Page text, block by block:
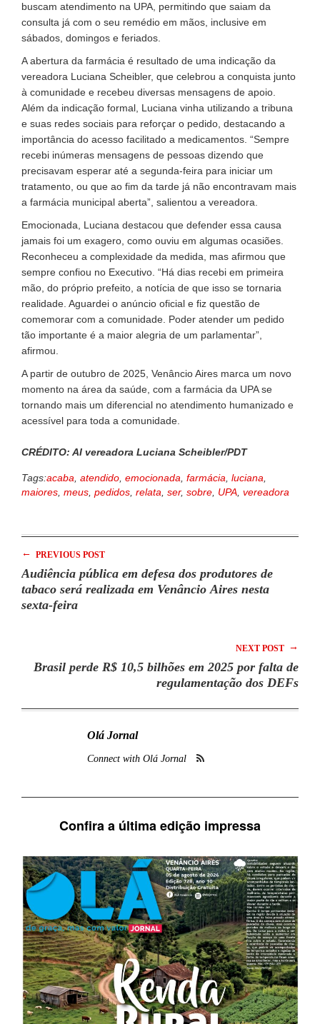
buscam atendimento na UPA, permitindo que saiam da
consulta já com o seu remédio em mãos, inclusive em
sábados, domingos e feriados.
A abertura da farmácia é resultado de uma indicação da
vereadora Luciana Scheibler, que celebrou a conquista junto
à comunidade e recebeu diversas mensagens de apoio.
Além da indicação formal, Luciana vinha utilizando a tribuna
e suas redes sociais para reforçar o pedido, destacando a
importância do acesso facilitado a medicamentos. “Sempre
recebi inúmeras mensagens de pessoas dizendo que
precisavam esperar até a segunda-feira para iniciar um
tratamento, ou que ao fim da tarde já não encontravam mais
a farmácia municipal aberta”, salientou a vereadora.
Emocionada, Luciana destacou que defender essa causa
jamais foi um exagero, como ouviu em algumas ocasiões.
Reconheceu a complexidade da medida, mas afirmou que
sempre confiou no Executivo. “Há dias recebi em primeira
mão, do próprio prefeito, a notícia de que isso se tornaria
realidade. Aguardei o anúncio oficial e fiz questão de
comemorar com a comunidade. Poder atender um pedido
tão importante é a maior alegria de um parlamentar”,
afirmou.
A partir de outubro de 2025, Venâncio Aires marca um novo
momento na área da saúde, com a farmácia da UPA se
tornando mais um diferencial no atendimento humanizado e
acessível para toda a comunidade.
CRÉDITO: AI vereadora Luciana Scheibler/PDT
Tags:acaba atendido emocionada farmácia luciana
maiores meus pedidos relata ser, sobre UPA vereadora
← PREVIOUS POST
Audiência pública em defesa dos produtores de
tabaco será realizada em Venâncio Aires nesta
sexta-feira
NEXT POST →
Brasil perde R$ 10,5 bilhões em 2025 por falta de
regulamentação dos DEFs
Olá Jornal
Connect with Olá Jornal
Confira a última edição impressa